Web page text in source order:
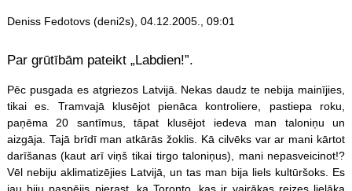
Deniss Fedotovs (deni2s), 04.12.2005., 09:01
Par grūtībām pateikt „Labdien!”.
Pēc pusgada es atgriezos Latvijā. Nekas daudz te nebija mainījies,
tikai es. Tramvajā klusējot pienāca kontroliere, pastiepa roku,
paņēma 20 santīmus, tāpat klusējot iedeva man taloniņu un
aizgāja. Tajā brīdī man atkārās žoklis. Kā cilvēks var ar mani kārtot
darīšanas (kaut arī viņš tikai tirgo taloniņus), mani nepasveicinot!?
Vēl nebiju aklimatizējies Latvijā, un tas man bija liels kultūršoks. Es
jau biju paspējis pierast, ka Toronto, kas ir vairākas reizes lielāka